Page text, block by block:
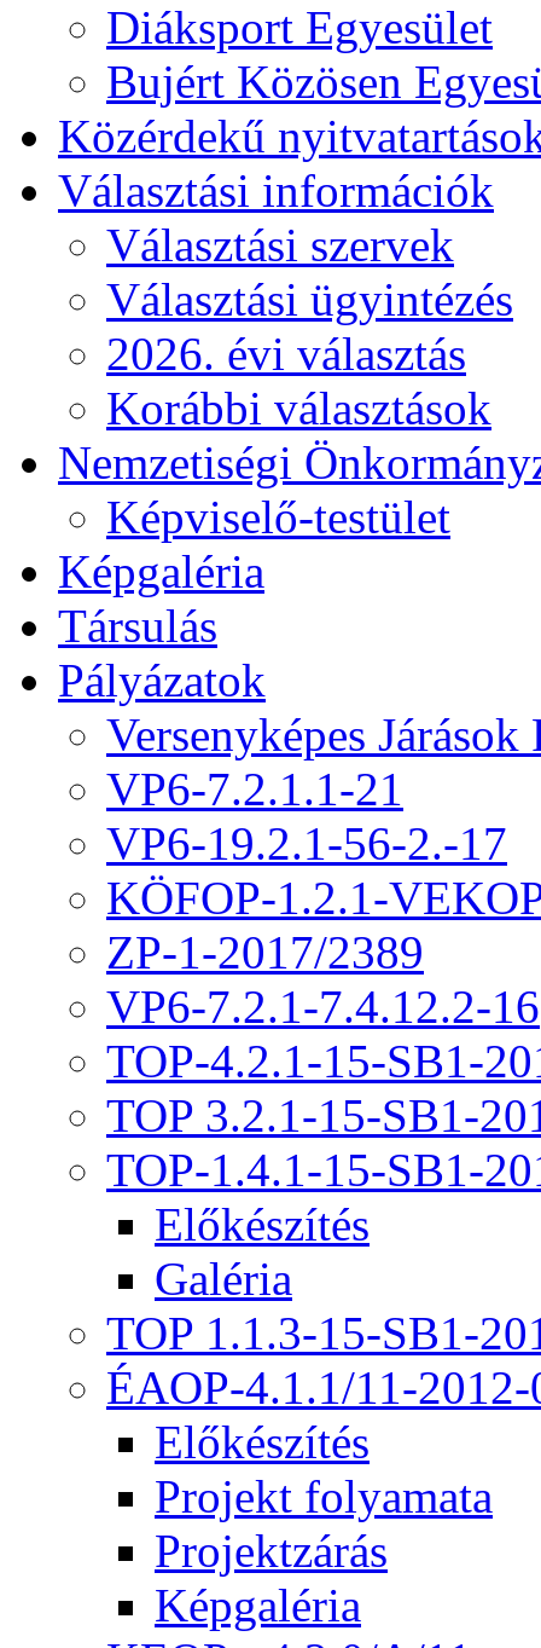
Diáksport Egyesület
Bujért Közösen
Közérdekű
Választási információk
Választási szervek
Választási ügyintézés
2026. évi választás
Korábbi választások
Nemzetiségi
Képviselő-testület
Képgaléria
Társulás
Pályázatok
Versenyképes Járások
VP6-7.2.1.1-21
VP6-19.2.1-56-2.-17
KÖFOP-1.2.1-
ZP-1-2017/2389
VP6-7.2.1-7.4.12.2-16
TOP-4.2.1-15-SB1-
TOP 3.2.1-15-SB1-
TOP-1.4.1-15-SB1-
Előkészítés
Galéria
TOP 1.1.3-15-SB1-
ÉAOP-4.1.1/11-2012-
Előkészítés
Projekt folyamata
Projektzárás
Képgaléria